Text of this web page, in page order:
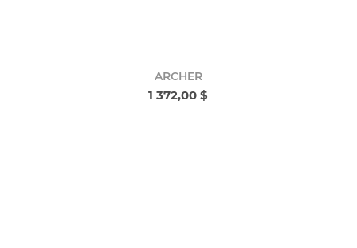
ARCHER
1 372,00 $